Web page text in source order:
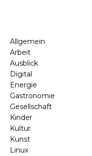
Allgemein
Arbeit
Ausblick
Digital
Energie
Gastronomie
Gesellschaft
Kinder
Kultur
Kunst
Linux